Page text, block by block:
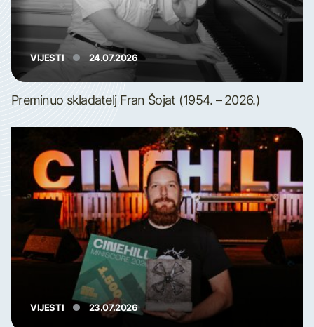
VIJESTI 24.07.2026
Preminuo skladatelj Fran Šojat (1954. – 2026.)
VIJESTI 23.07.2026